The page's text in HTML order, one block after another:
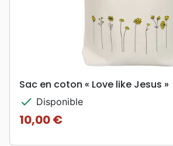
Sac en coton « Love like Jesus »
check Disponible
Prix
10,00 €